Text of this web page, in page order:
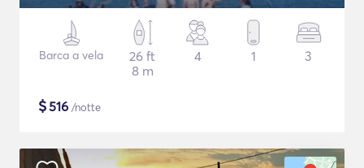
Barca a vela
26 ft
8 m
4 1 3
$516 /notte